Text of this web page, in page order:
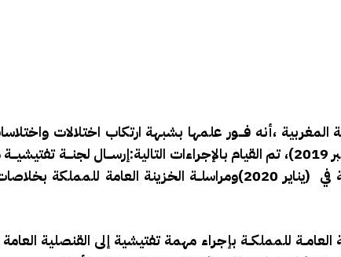
،أنه فـــور علمها بشبهة ارتكاب اختلالات
للقنصلية العامة للمملكة ببرشلون (دجنبر 2019)، تم القيام بالإجراءات
الشؤون الخارجية ، إلى القنصلية المعنية في (يناير 2020)ومراسلــة
للمملكــة بإجراء مهمة تفتيشية إلى القنصلية